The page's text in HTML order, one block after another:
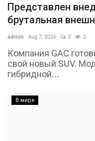
Представлен
брутальная
admin Aug 7, 2026 0 2
Компания GAC
свой новый SUV.
гибридной...
В мире